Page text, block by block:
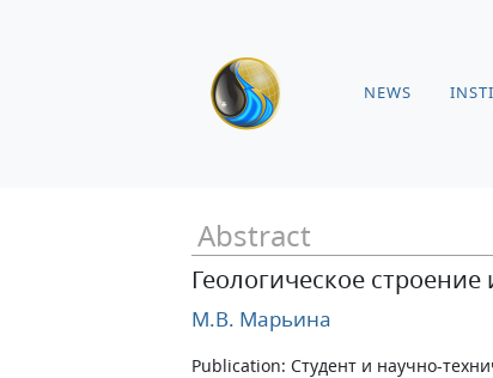
NEWS
Abstract
Геологическое
М.В. Марьина
Publication: Студент и научно-